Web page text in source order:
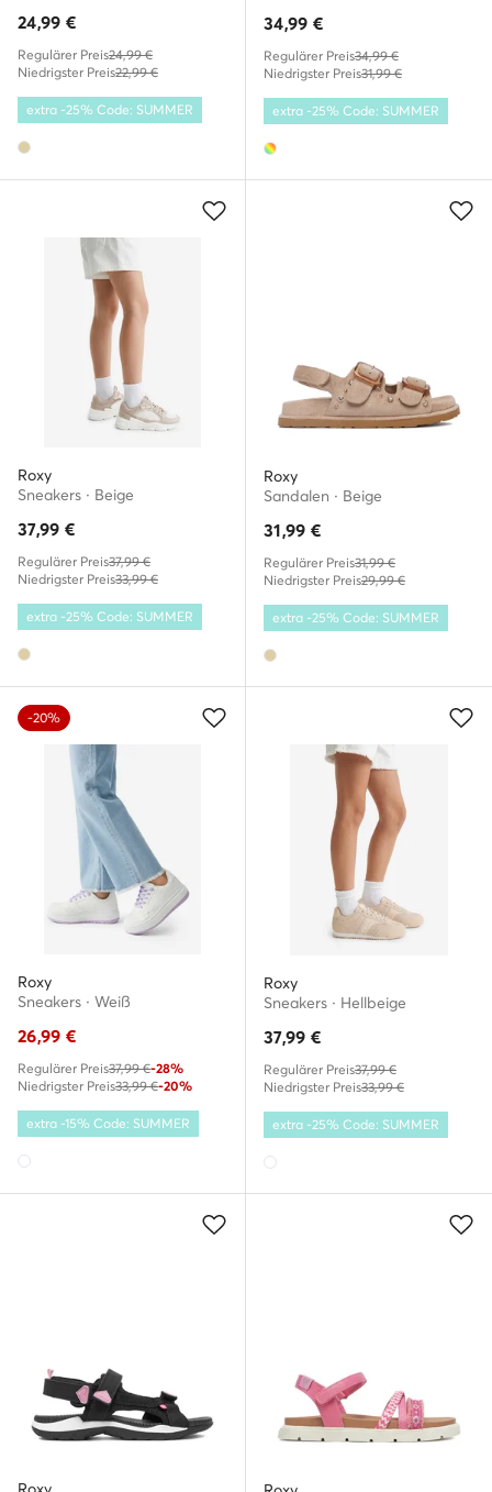
24,99 €
Regulärer Preis24,99 €
Niedrigster Preis22,99 €
extra -25% Code: SUMMER
34,99 €
Regulärer Preis34,99 €
Niedrigster Preis31,99 €
extra -25% Code: SUMMER
Roxy
Sneakers · Beige
37,99 €
Regulärer Preis37,99 €
Niedrigster Preis33,99 €
extra -25% Code: SUMMER
Roxy
Sandalen · Beige
31,99 €
Regulärer Preis31,99 €
Niedrigster Preis29,99 €
extra -25% Code: SUMMER
-20%
Roxy
Sneakers · Weiß
26,99 €
Regulärer Preis37,99 €-28%
Niedrigster Preis33,99 €-20%
extra -15% Code: SUMMER
Roxy
Sneakers · Hellbeige
37,99 €
Regulärer Preis37,99 €
Niedrigster Preis33,99 €
extra -25% Code: SUMMER